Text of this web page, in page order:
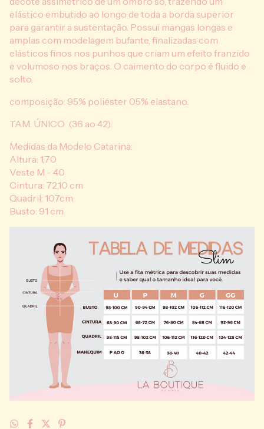
elástico embutido ao longo de toda a borda superior
para garantir a sustentação. Possui mangas longas e
amplas com modelagem bufante, finalizadas com
elásticos finos nos punhos que criam um efeito franzido
e volumoso nos braços. O caimento do corpo é fluido e
solto.
composição: 95% poliéster 05% elastano.
TAM. ÚNICO (36 ao 42).
Medidas da Modelo Catarina:
Altura: 1,70
Veste M - 40
Cintura: 72,10 cm
Quadril: 107cm
Busto: 91 cm